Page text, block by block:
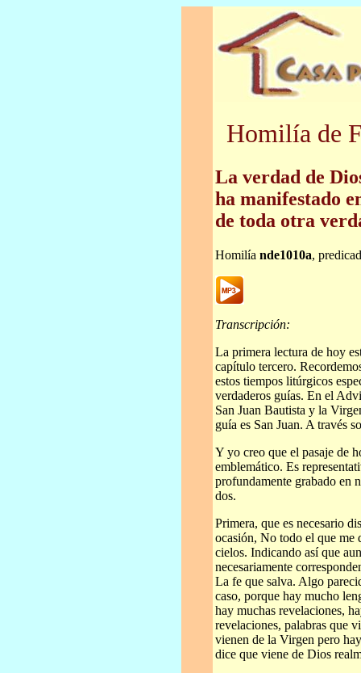
Homilía de
La verdad de
ha manifestado
de toda otra
Homilía nde1010a,
Transcripción:
La primera lectura de hoy
capítulo tercero.
estos tiempos litúrgicos
verdaderos guías. En el
San Juan Bautista y la
guía es San Juan. A través
Y yo creo que el pasaje de
emblemático. Es
profundamente grabado en
dos.
Primera, que es necesario
ocasión, No todo el que me
cielos. Indicando así que
necesariamente
La fe que salva. Algo
caso, porque hay mucho
hay muchas revelaciones,
revelaciones, palabras que
vienen de la Virgen pero
dice que viene de Dios